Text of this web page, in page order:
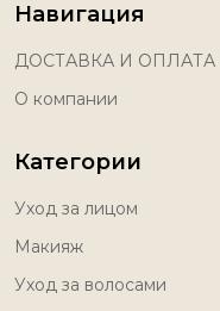
Навигация
ДОСТАВКА И ОПЛАТА
О компании
Категории
Уход за лицом
Макияж
Уход за волосами